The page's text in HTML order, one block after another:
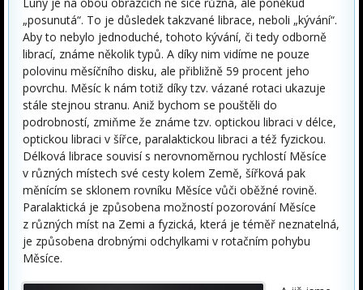
„posunutá“. To je důsledek takzvané librace, neboli „kývání“.
Aby to nebylo jednoduché, tohoto kývání, či tedy odborně
librací, známe několik typů. A díky nim vidíme ne pouze
polovinu měsíčního disku, ale přibližně 59 procent jeho
povrchu. Měsíc k nám totiž díky tzv. vázané rotaci ukazuje
stále stejnou stranu. Aniž bychom se pouštěli do
podrobností, zmiňme že známe tzv. optickou libraci v délce,
optickou libraci v šířce, paralaktickou libraci a též fyzickou.
Délková librace souvisí s nerovnoměrnou rychlostí Měsíce
v různých místech své cesty kolem Země, šířková pak
měnícím se sklonem rovníku Měsíce vůči oběžné rovině.
Paralaktická je způsobena možností pozorování Měsíce
z různých míst na Zemi a fyzická, která je téměř neznatelná,
je způsobena drobnými odchylkami v rotačním pohybu
Měsíce.